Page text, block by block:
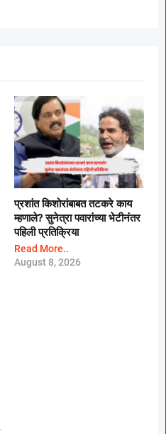
प्रशांत किशोरांबाबत तटकरे काय
म्हणाले? सुनेत्रा पवारांच्या भेटीनंतर
पहिली प्रतिक्रिया
Read More..
August 8, 2026